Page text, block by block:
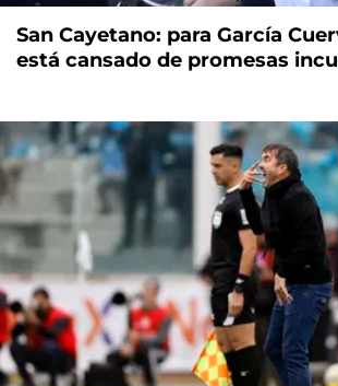
San Cayetano: para García
está cansado de promesas